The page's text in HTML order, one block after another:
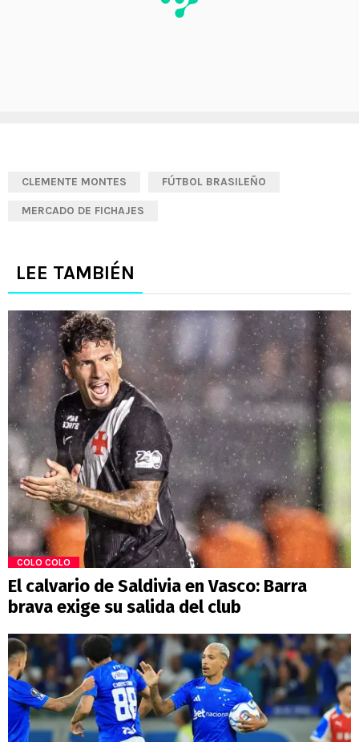
CLEMENTE MONTES FÚTBOL BRASILEÑO
MERCADO DE FICHAJES
LEE TAMBIÉN
COLO COLO
El calvario de Saldivia en Vasco: Barra
brava exige su salida del club